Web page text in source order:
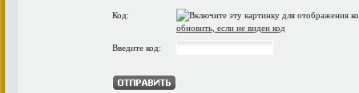
Код:
обновить, если не виден код
Введите код: